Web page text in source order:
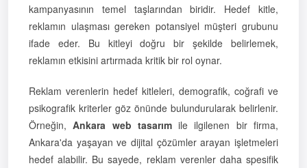
kampanyasının temel taşlarından biridir. Hedef kitle,
reklamın ulaşması gereken potansiyel müşteri grubunu
ifade eder. Bu kitleyi doğru bir şekilde belirlemek,
reklamın etkisini artırmada kritik bir rol oynar.
Reklam verenlerin hedef kitleleri, demografik, coğrafi ve
psikografik kriterler göz önünde bulundurularak belirlenir.
Örneğin,Ankara web tasarımile ilgilenen bir firma,
Ankara'da yaşayan ve dijital çözümler arayan işletmeleri
hedef alabilir. Bu sayede, reklam verenler daha spesifik